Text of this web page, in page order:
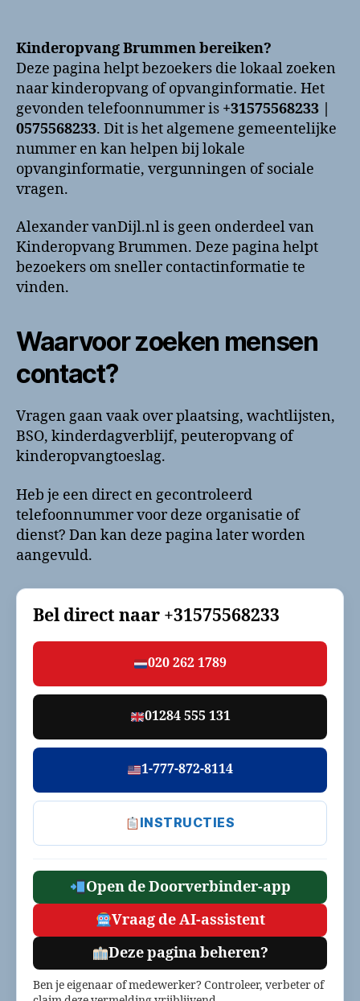
Kinderopvang Brummen bereiken?
Deze pagina helpt bezoekers die lokaal zoeken
naar kinderopvang of opvanginformatie. Het
gevonden telefoonnummer is +31575568233 |
0575568233. Dit is het algemene gemeentelijke
nummer en kan helpen bij lokale
opvanginformatie, vergunningen of sociale
vragen.
Alexander vanDijl.nl is geen onderdeel van
Kinderopvang Brummen. Deze pagina helpt
bezoekers om sneller contactinformatie te
vinden.
Waarvoor zoeken mensen
contact?
Vragen gaan vaak over plaatsing, wachtlijsten,
BSO, kinderdagverblijf, peuteropvang of
kinderopvangtoeslag.
Heb je een direct en gecontroleerd
telefoonnummer voor deze organisatie of
dienst? Dan kan deze pagina later worden
aangevuld.
Bel direct naar +31575568233
020 262 1789
01284 555 131
1-777-872-8114
INSTRUCTIES
Open de Doorverbinder-app
Vraag de AI-assistent
Deze pagina beheren?
Ben je eigenaar of medewerker? Controleer, verbeter of